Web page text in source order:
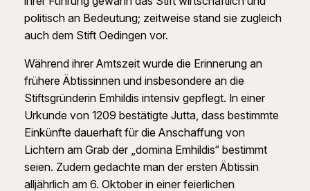
politisch an Bedeutung; zeitweise stand sie zugleich
auch dem Stift Oedingen vor.
Während ihrer Amtszeit wurde die Erinnerung an
frühere Äbtissinnen und insbesondere an die
Stiftsgründerin Emhildis intensiv gepflegt. In einer
Urkunde von 1209 bestätigte Jutta, dass bestimmte
Einkünfte dauerhaft für die Anschaffung von
Lichtern am Grab der „domina Emhildis“ bestimmt
seien. Zudem gedachte man der ersten Äbtissin
alljährlich am 6. Oktober in einer feierlichen